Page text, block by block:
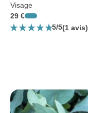
Visage
29 €
star_ratestar_ratestar_ratestar_ratestar_rate5/5(1 avis)